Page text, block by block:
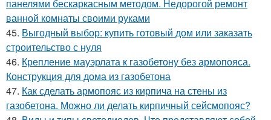
панелями бескаркасным методом. Недорогой ремонт
ванной комнаты своими руками
45. Выгодный выбор: купить готовый дом или заказать
строительство с нуля
46. Крепление мауэрлата к газобетону без армопояса.
Конструкция для дома из газобетона
47. Как сделать армопояс из кирпича на стены из
газобетона. Можно ли делать кирпичный сейсмопояс?